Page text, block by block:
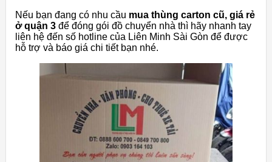
Nếu bạn đang có nhu cầu mua thùng carton cũ, giá rẻ
ở quận 3 để đóng gói đồ chuyển nhà thì hãy nhanh tay
liên hệ đến số hotline của Liên Minh Sài Gòn để được
hỗ trợ và báo giá chi tiết bạn nhé.